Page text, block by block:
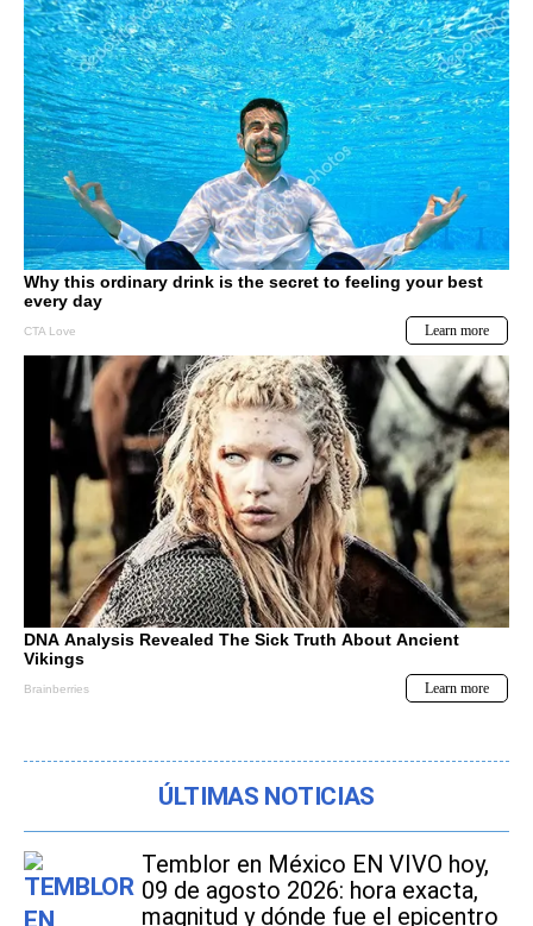
ÚLTIMAS NOTICIAS
Temblor en México EN VIVO hoy,
09 de agosto 2026: hora exacta,
magnitud y dónde fue el epicentro